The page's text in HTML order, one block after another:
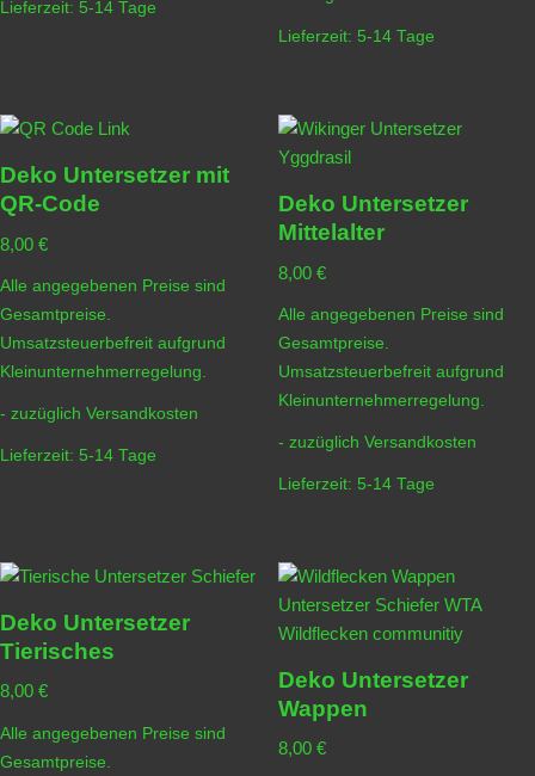
Lieferzeit: 5-14 Tage
Lieferzeit: 5-14 Tage
Deko Untersetzer mit
QR-Code
8,00 €
Alle angegebenen Preise sind
Gesamtpreise.
Umsatzsteuerbefreit aufgrund
Kleinunternehmerregelung.
- zuzüglich Versandkosten
Lieferzeit: 5-14 Tage
Deko Untersetzer
Mittelalter
8,00 €
Alle angegebenen Preise sind
Gesamtpreise.
Umsatzsteuerbefreit aufgrund
Kleinunternehmerregelung.
- zuzüglich Versandkosten
Lieferzeit: 5-14 Tage
Deko Untersetzer
Tierisches
8,00 €
Alle angegebenen Preise sind
Gesamtpreise.
Deko Untersetzer
Wappen
8,00 €